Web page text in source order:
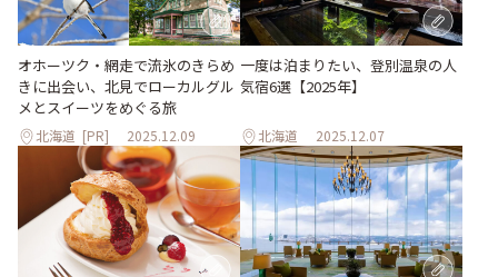
オホーツク・網走で流氷のきらめ
きに出会い、北見でローカルグル
メとスイーツをめぐる旅
北海道 [PR] 2025.12.09
一度は泊まりたい、登別温泉の人
気宿6選【2025年】
北海道 2025.12.07